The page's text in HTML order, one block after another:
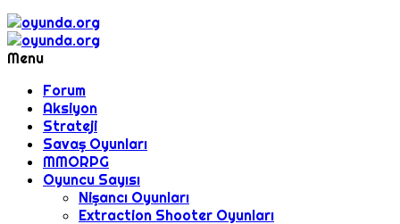
Menu
Forum
Aksiyon
Strateji
Savaş Oyunları
MMORPG
Oyuncu Sayısı
Nişancı Oyunları
Extraction Shooter Oyunları